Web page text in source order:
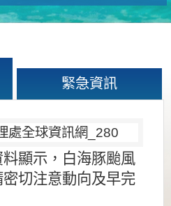
緊急資訊
顯示，白海豚颱風
切注意動向及早完